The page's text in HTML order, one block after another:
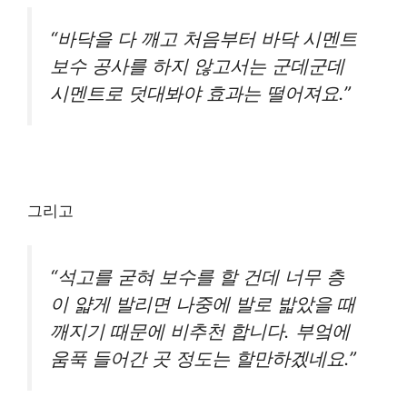
“바닥을 다 깨고 처음부터 바닥 시멘트
보수 공사를 하지 않고서는 군데군데
시멘트로 덧대봐야 효과는 떨어져요.”
그리고
“석고를 굳혀 보수를 할 건데 너무 층
이 얇게 발리면 나중에 발로 밟았을 때
깨지기 때문에 비추천 합니다. 부엌에
움푹 들어간 곳 정도는 할만하겠네요.”